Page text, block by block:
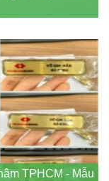
TPHCM - Mẫu